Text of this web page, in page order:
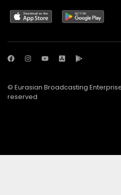
© Eurasian Broadcasting
reserved